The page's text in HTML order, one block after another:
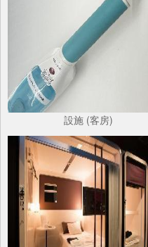
設施 (客房)